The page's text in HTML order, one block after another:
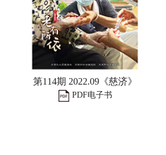
第114期 2022.09《慈济》
PDF电子书